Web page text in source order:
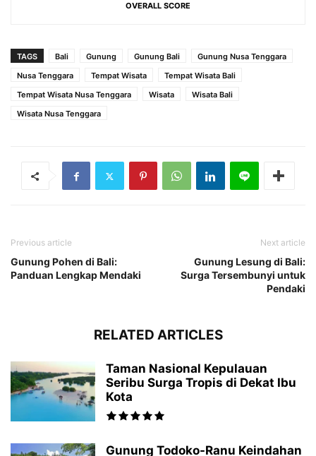
OVERALL SCORE
TAGS Bali Gunung Gunung Bali
Gunung Nusa Tenggara
Nusa Tenggara
Tempat Wisata
Tempat Wisata Bali
Tempat Wisata Nusa Tenggara
Wisata
Wisata Bali
Wisata Nusa Tenggara
Previous article
Gunung Pohen di Bali:
Panduan Lengkap Mendaki
Next article
Gunung Lesung di Bali:
Surga Tersembunyi untuk
Pendaki
RELATED ARTICLES
Taman Nasional Kepulauan
Seribu Surga Tropis di Dekat Ibu
Kota
Gunung Todoko-Ranu Keindahan